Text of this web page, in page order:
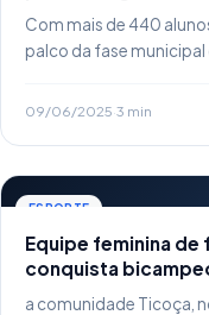
Com mais de 440
palco da fase
09/06/2025·3 min
ESPORTE
Equipe feminina
conquista
nacional
a comunidade Ticoça,